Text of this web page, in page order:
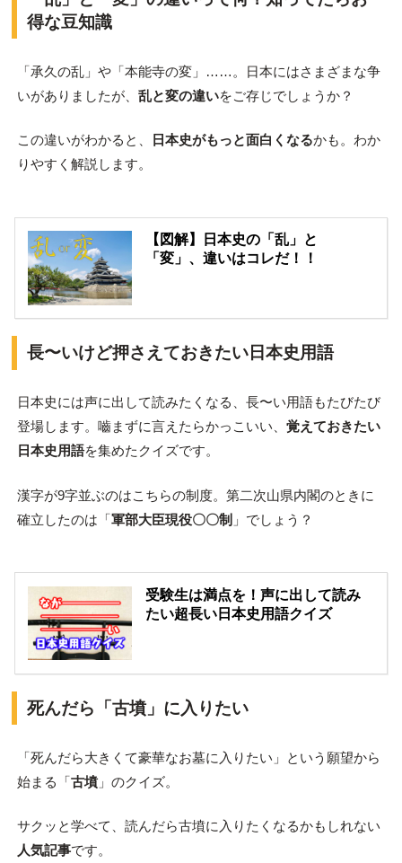
得な豆知識
「承久の乱」や「本能寺の変」……。日本にはさまざまな争
いがありましたが、 乱と変の違いをご存じでしょうか？
この違いがわかると、 日本史がもっと面白くなるかも。わか
りやすく解説します。
【図解】日本史の「乱」と
「変」、違いはコレだ！！
長〜いけど押さえておきたい日本史用語
日本史には声に出して読みたくなる、長〜い用語もたびたび
登場します。嚙まずに言えたらかっこいい、 覚えておきたい
日本史用語を集めたクイズです。
漢字が9字並ぶのはこちらの制度。第二次山県内閣のときに
確立したのは「軍部大臣現役〇〇制 」でしょう？
受験生は満点を！声に出して読み
たい超長い日本史用語クイズ
死んだら「古墳」に入りたい
「死んだら大きくて豪華なお墓に入りたい」という願望から
始まる「古墳」のクイズ。
サクッと学べて、読んだら古墳に入りたくなるかもしれない
人気記事です。